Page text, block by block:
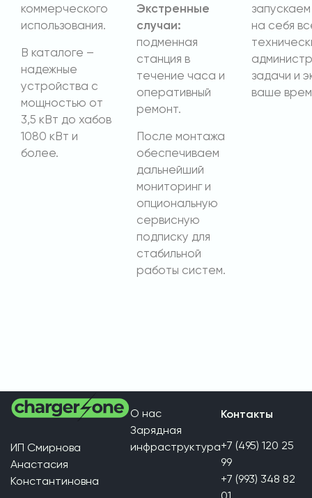
коммерческого
использования.
В каталоге –
надежные
устройства с
мощностью от
3,5 кВт до хабов
1080 кВт и
более.
Экстренные
случаи:
подменная
станция в
течение часа и
оперативный
ремонт.
После монтажа
обеспечиваем
дальнейший
мониторинг и
опциональную
сервисную
подписку для
стабильной
работы систем.
на себя
задачи и
ваше
ИП Смирнова
Анастасия
Константиновна
О нас
Зарядная
инфраструктура
Контакты
+7 (495) 120 25
99
+7 (993) 348 82